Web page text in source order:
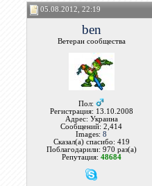
05.08.2012, 22:19
ben
Ветеран сообщества
Пол:
Регистрация: 13.10.2008
Адрес: Украина
Сообщений: 2,414
Images:8
Сказал(а) спасибо: 419
Поблагодарили: 970 раз(а)
Репутация: 48684